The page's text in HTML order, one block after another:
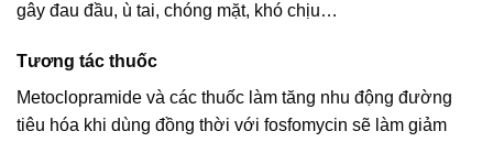
gây đau đầu, ù tai, chóng mặt, khó chịu…
Tương tác thuốc
Metoclopramide và các thuốc làm tăng nhu động đường
tiêu hóa khi dùng đồng thời với fosfomycin sẽ làm giảm